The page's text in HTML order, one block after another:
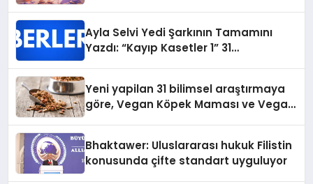
Ayla Selvi Yedi Şarkının Tamamını
Yazdı: “Kayıp Kasetler 1” 31
Yeni yapilan 31 bilimsel araştırmaya
göre, Vegan Köpek Maması ve Vegan
Bhaktawer: Uluslararası hukuk Filistin
konusunda çifte standart uyguluyor